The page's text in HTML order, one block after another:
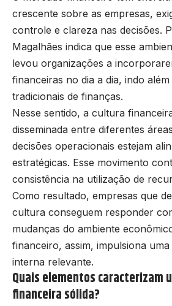
crescente sobre as empresas,
controle e clareza nas decisões.
Magalhães indica que esse
levou organizações a
financeiras no dia a dia, indo além
tradicionais de finanças.
Nesse sentido, a cultura
disseminada entre diferentes
decisões operacionais estejam
estratégicas. Esse movimento
consistência na utilização de
Como resultado, empresas que
cultura conseguem responder
mudanças do ambiente
financeiro, assim, impulsiona
interna relevante.
Quais elementos caracterizam
financeira sólida?